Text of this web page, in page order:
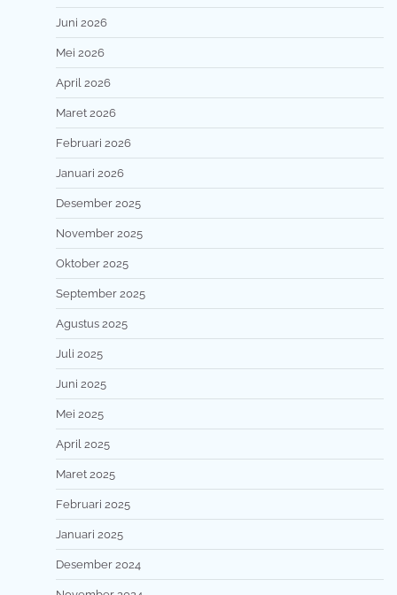
Juni 2026
Mei 2026
April 2026
Maret 2026
Februari 2026
Januari 2026
Desember 2025
November 2025
Oktober 2025
September 2025
Agustus 2025
Juli 2025
Juni 2025
Mei 2025
April 2025
Maret 2025
Februari 2025
Januari 2025
Desember 2024